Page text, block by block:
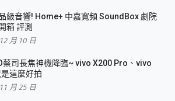
級音響! Home+ 中嘉寬頻 SoundBox 劇院
箱 評測
月 10 日
蔡司長焦神機降臨~ vivo X200 Pro、vivo
這麼好拍
月 25 日